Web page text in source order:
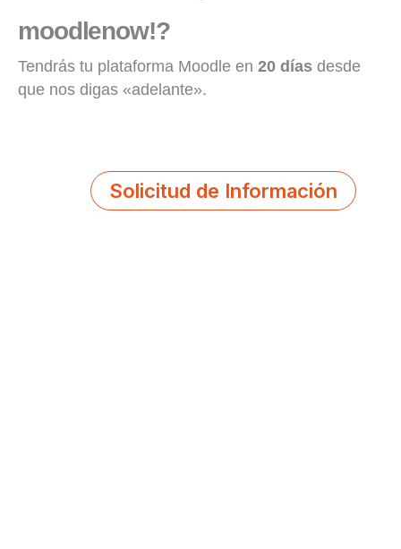
moodlenow!?
Tendrás tu plataforma Moodle en 20 días desde
que nos digas «adelante».
Solicitud de Información